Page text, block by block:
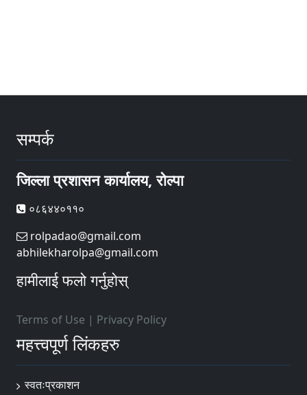
सम्पर्क
जिल्ला प्रशासन कार्यालय, रोल्पा
०८६४४०११०
rolpadao@gmail.com
abhilekharolpa@gmail.com
हामीलाई फलो गर्नुहोस्
Terms of Use | Privacy Policy
महत्त्वपूर्ण लिंकहरु
स्वतःप्रकाशन